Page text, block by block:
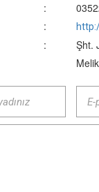
:
:
:
Şht.